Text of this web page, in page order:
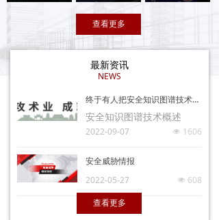
终于有人把安全知识图谱技术讲明白了（上篇）
安全知识图谱技术概述
넶 1606
2022-09-07
安全威胁情报
넶 608
2022-05-27
查看更多
最新资讯
NEWS
查看更多